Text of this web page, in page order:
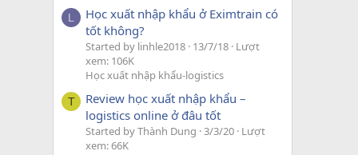
L
Học xuất nhập khẩu ở Eximtrain có
tốt không?
Started by linhle2018 13/7/18 Lượt
xem: 106K
Học xuất nhập khẩu-logistics
T
Review học xuất nhập khẩu –
logistics online ở đâu tốt
Started by Thành Dung 3/3/20 Lượt
xem: 66K